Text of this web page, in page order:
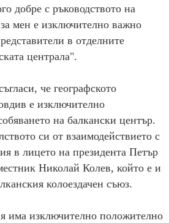
добре с ръководството на
мен е изключително важно
в отделните
централа".
че географското
е изключително
на балкански център.
си от взаимодействието с
в лицето на президента Петър
Николай Колев, който е и
колоездачен съюз.
има изключително положително